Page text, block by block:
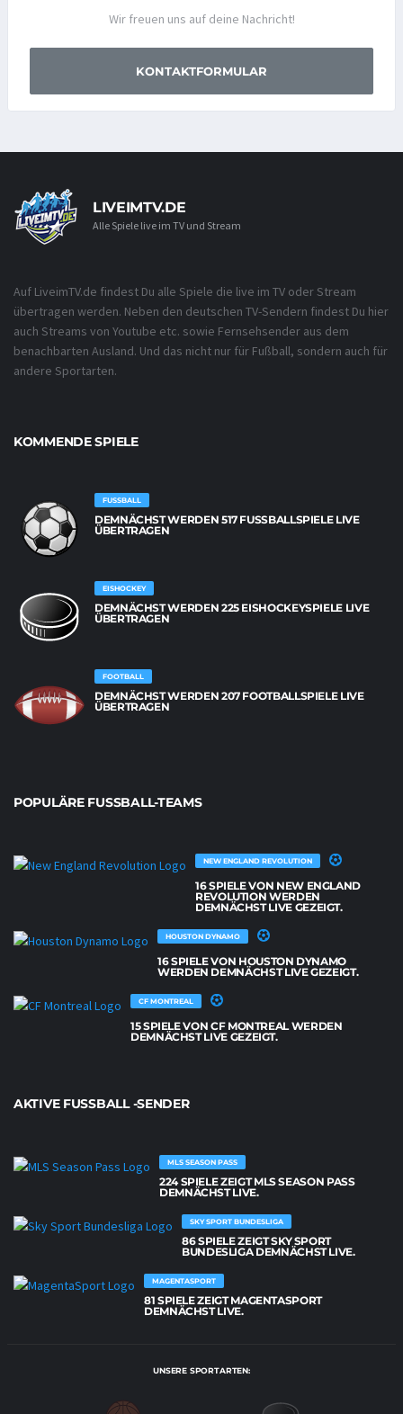
Wir freuen uns auf deine Nachricht!
KONTAKTFORMULAR
LIVEIMTV.DE
Alle Spiele live im TV und Stream
Auf LiveimTV.de findest Du alle Spiele die live im TV oder Stream
übertragen werden. Neben den deutschen TV-Sendern findest Du hier
auch Streams von Youtube etc. sowie Fernsehsender aus dem
benachbarten Ausland. Und das nicht nur für Fußball, sondern auch für
andere Sportarten.
KOMMENDE SPIELE
FUSSBALL
DEMNÄCHST WERDEN 517 FUSSBALLSPIELE LIVE Ü
BERTRAGEN
EISHOCKEY
DEMNÄCHST WERDEN 225 EISHOCKEYSPIELE LIVE
ÜBERTRAGEN
FOOTBALL
DEMNÄCHST WERDEN 207 FOOTBALLSPIELE LIVE
ÜBERTRAGEN
POPULÄRE FUSSBALL-TEAMS
NEW ENGLAND REVOLUTION
16 SPIELE VON NEW ENGLAND
REVOLUTION WERDEN
DEMNÄCHST LIVE GEZEIGT.
HOUSTON DYNAMO
16 SPIELE VON HOUSTON DYNAMO
WERDEN DEMNÄCHST LIVE GEZEIGT.
CF MONTREAL
15 SPIELE VON CF MONTREAL WERDEN
DEMNÄCHST LIVE GEZEIGT.
AKTIVE FUSSBALL -SENDER
MLS SEASON PASS
224 SPIELE ZEIGT MLS SEASON PASS
DEMNÄCHST LIVE.
SKY SPORT BUNDESLIGA
86 SPIELE ZEIGT SKY SPORT
BUNDESLIGA DEMNÄCHST LIVE.
MAGENTASPORT
81 SPIELE ZEIGT MAGENTASPORT
DEMNÄCHST LIVE.
UNSERE SPORTARTEN: